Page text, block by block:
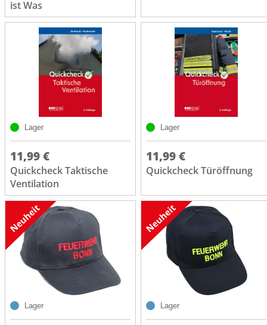
ist Was
Lager
11,99 €
Quickcheck Taktische
Ventilation
Lager
11,99 €
Quickcheck Türöffnung
Lager Lager